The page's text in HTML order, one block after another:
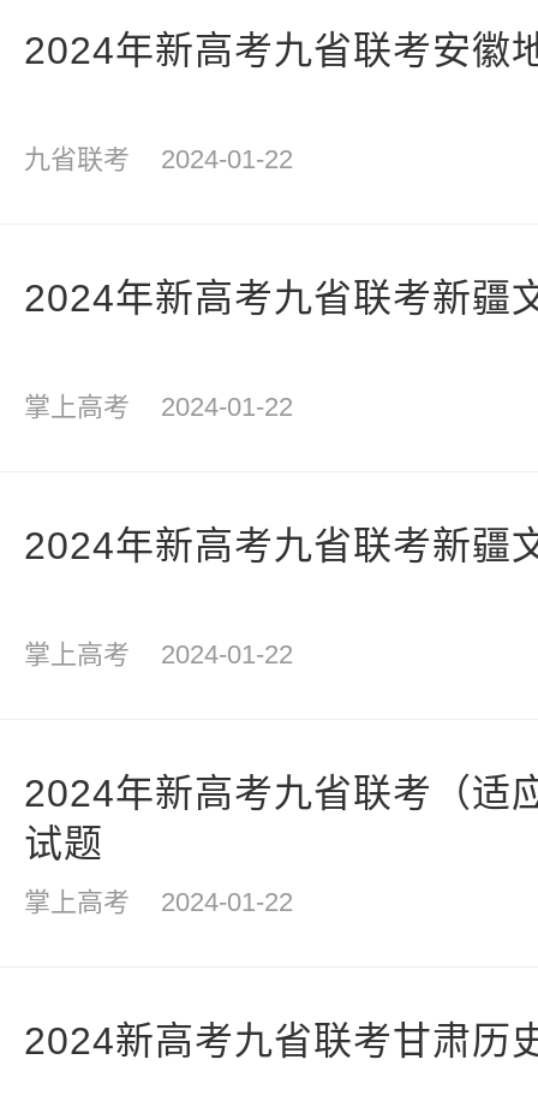
2024年新高考九省联考安徽
九省联考 2024-01-22
2024年新高考九省联考新疆
掌上高考 2024-01-22
2024年新高考九省联考新疆
掌上高考 2024-01-22
2024年新高考九省联考（适
试题
掌上高考 2024-01-22
2024新高考九省联考甘肃历